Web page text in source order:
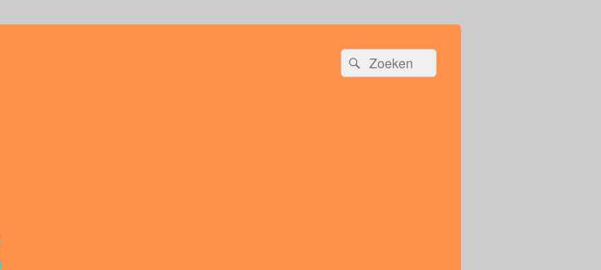
Zoeken
naar:
Zoeken